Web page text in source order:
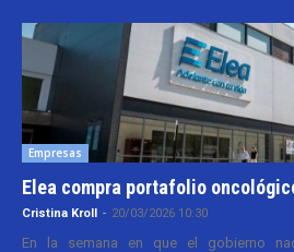
Empresas
Elea compra portafolio
Cristina Kroll - 20/03/2026 10:30
En la semana en que el gobierno